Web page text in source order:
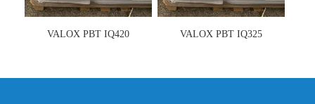
VALOX PBT IQ420 VALOX PBT IQ325